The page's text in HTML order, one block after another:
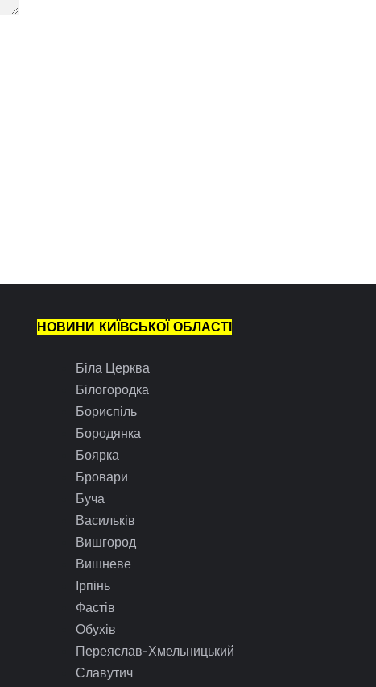
НОВИНИ КИЇВСЬКОЇ ОБЛАСТІ
Біла Церква
Білогородка
Бориспіль
Бородянка
Боярка
Бровари
Буча
Васильків
Вишгород
Вишневе
Ірпінь
Фастів
Обухів
Переяслав-Хмельницький
Славутич